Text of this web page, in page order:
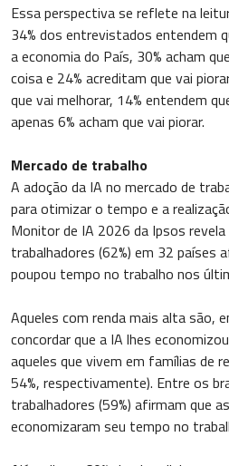
Essa perspectiva se reflete na
34% dos entrevistados entendem
a economia do País, 30% acham
coisa e 24% acreditam que vai
que vai melhorar, 14% entendem
apenas 6% acham que vai piorar.
Mercado de trabalho
A adoção da IA no mercado de
para otimizar o tempo e a
Monitor de IA 2026 da Ipsos
trabalhadores (62%) em 32 países
poupou tempo no trabalho nos
Aqueles com renda mais alta são,
concordar que a IA lhes
aqueles que vivem em famílias de
54%, respectivamente). Entre os
trabalhadores (59%) afirmam que
economizaram seu tempo no